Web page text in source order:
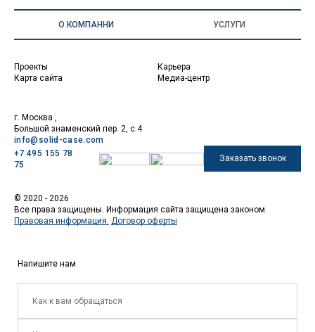
О КОМПАННИ УСЛУГИ
Проекты
Карта сайта
Карьера
Медиа-центр
г. Москва ,
Большой знаменский пер. 2, с.4
info@solid-case.com
+7 495 155 78
75
Заказать звонок
© 2020 - 2026
Все права защищены. Информация сайта защищена законом.
Правовая информация. Договор оферты
Напишите нам